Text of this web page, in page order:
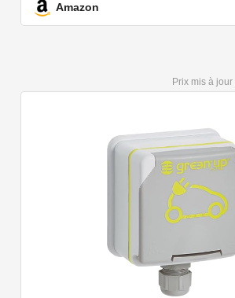
【Conception Sécurisée】Nos
de recharge de type 1, CCS1,
voiture électrique de type 2 est
européenne IEC 62196 et convient à
PHEV avec type 2 et CCS2. Convient
Y/3/S/X, i3, iX, ID.3, ID.4, ID.5, E-Tron,
【Qualité Solide et Fiable】Résistant
électrique, résistant à l'usure et à la
10,000 cycles d'insertion et une
tonnes et un test de chute d'un mètre,
Amazon